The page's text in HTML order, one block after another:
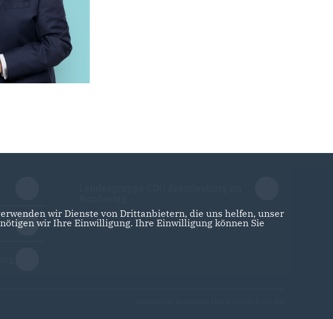
wir Dienste von Drittanbietern, die uns helfen, unser
wir Ihre Einwilligung. Ihre Einwilligung können Sie